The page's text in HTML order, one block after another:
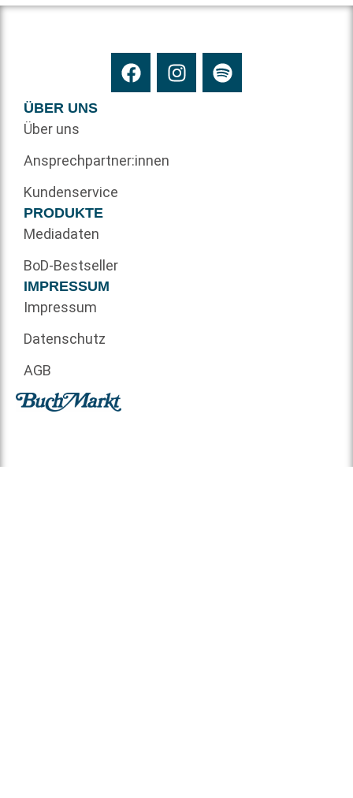
ÜBER UNS
Über uns
Ansprechpartner:innen
Kundenservice
PRODUKTE
Mediadaten
BoD-Bestseller
IMPRESSUM
Impressum
Datenschutz
AGB